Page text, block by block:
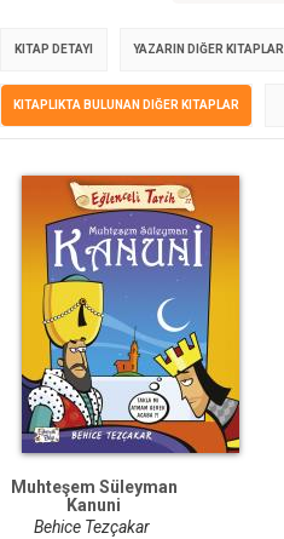
KITAP DETAYI YAZARIN DIĞER KITAPLARI
KITAPLIKTA BULUNAN DIĞER KITAPLAR
Muhteşem Süleyman
Kanuni
Behice Tezçakar